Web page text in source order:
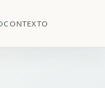
CONTEXTO